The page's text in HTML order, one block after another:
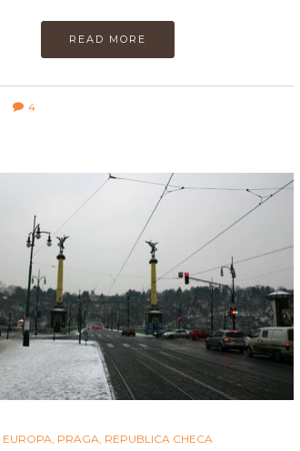
READ MORE
4
EUROPA, PRAGA, REPUBLICA CHECA